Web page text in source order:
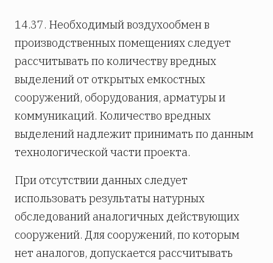
14.37. Необходимый воздухообмен в
производственных помещениях следует
рассчитывать по количеству вредных
выделений от открытых емкостных
сооружений, оборудования, арматуры и
коммуникаций. Количество вредных
выделений надлежит принимать по данным
технологической части проекта.
При отсутствии данных следует
использовать результаты натурных
обследований аналогичных действующих
сооружений. Для сооружений, по которым
нет аналогов, допускается рассчитывать